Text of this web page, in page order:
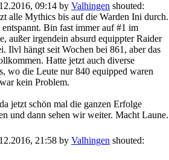
09:14 by Valhingen shouted:
alle Mythics bis auf die Warden Ini durch.
entspannt. Bin fast immer auf #1 im
außer irgendein absurd equippter Raider
Ilvl hängt seit Wochen bei 861, aber das
Hatte jetzt auch diverse
wo die Leute nur 840 equipped waren
kein Problem.
jetzt schön mal die ganzen Erfolge
und dann sehen wir weiter. Macht Laune.
21:58 by Valhingen shouted: